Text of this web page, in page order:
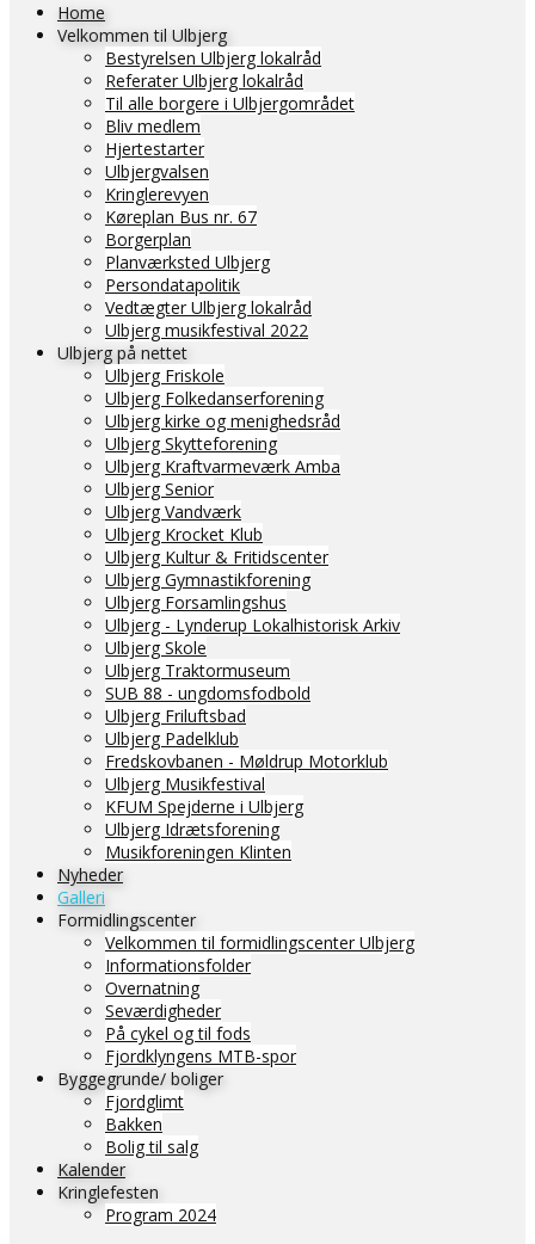
Home
Velkommen til Ulbjerg
Bestyrelsen Ulbjerg lokalråd
Referater Ulbjerg lokalråd
Til alle borgere i Ulbjergområdet
Bliv medlem
Hjertestarter
Ulbjergvalsen
Kringlerevyen
Køreplan Bus nr. 67
Borgerplan
Planværksted Ulbjerg
Persondatapolitik
Vedtægter Ulbjerg lokalråd
Ulbjerg musikfestival 2022
Ulbjerg på nettet
Ulbjerg Friskole
Ulbjerg Folkedanserforening
Ulbjerg kirke og menighedsråd
Ulbjerg Skytteforening
Ulbjerg Kraftvarmeværk Amba
Ulbjerg Senior
Ulbjerg Vandværk
Ulbjerg Krocket Klub
Ulbjerg Kultur & Fritidscenter
Ulbjerg Gymnastikforening
Ulbjerg Forsamlingshus
Ulbjerg - Lynderup Lokalhistorisk Arkiv
Ulbjerg Skole
Ulbjerg Traktormuseum
SUB 88 - ungdomsfodbold
Ulbjerg Friluftsbad
Ulbjerg Padelklub
Fredskovbanen - Møldrup Motorklub
Ulbjerg Musikfestival
KFUM Spejderne i Ulbjerg
Ulbjerg Idrætsforening
Musikforeningen Klinten
Nyheder
Galleri
Formidlingscenter
Velkommen til formidlingscenter Ulbjerg
Informationsfolder
Overnatning
Seværdigheder
På cykel og til fods
Fjordklyngens MTB-spor
Byggegrunde/ boliger
Fjordglimt
Bakken
Bolig til salg
Kalender
Kringlefesten
Program 2024